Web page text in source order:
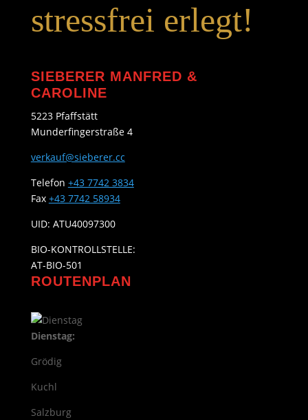
stressfrei erlegt!
SIEBERER MANFRED &
CAROLINE
5223 Pfaffstätt
Munderfingerstraße 4
verkauf@sieberer.cc
Telefon +43 7742 3834
Fax +43 7742 58934
UID: ATU40097300
BIO-KONTROLLSTELLE:
AT-BIO-501
ROUTENPLAN
Dienstag:
Grödig
Kuchl
Salzburg